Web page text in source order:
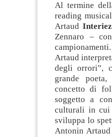
Al termine
reading
Artaud
Zennaro –
Artaud
degli orrori”,
grande
concetto di
soggetto a
culturali in cui
sviluppa lo
Antonin